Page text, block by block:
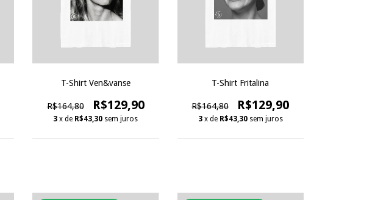
T-Shirt Ven&vanse
R$164,80 R$129,90
3 x de R$43,30 sem juros
T-Shirt Fritalina
R$164,80 R$129,90
3 x de R$43,30 sem juros